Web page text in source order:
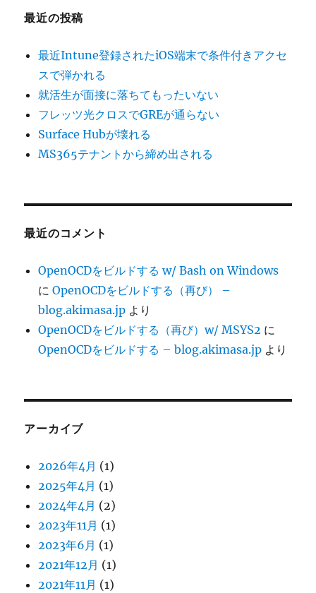
最近の投稿
最近Intune登録されたiOS端末で条件付きアクセ
スで弾かれる
就活生が面接に落ちてもったいない
フレッツ光クロスでGREが通らない
Surface Hubが壊れる
MS365テナントから締め出される
最近のコメント
OpenOCDをビルドする w/ Bash on Windows
にOpenOCDをビルドする（再び） –
blog.akimasa.jp より
OpenOCDをビルドする（再び）w/ MSYS2 に
OpenOCDをビルドする – blog.akimasa.jp より
アーカイブ
2026年4月 (1)
2025年4月 (1)
2024年4月 (2)
2023年11月 (1)
2023年6月 (1)
2021年12月 (1)
2021年11月 (1)